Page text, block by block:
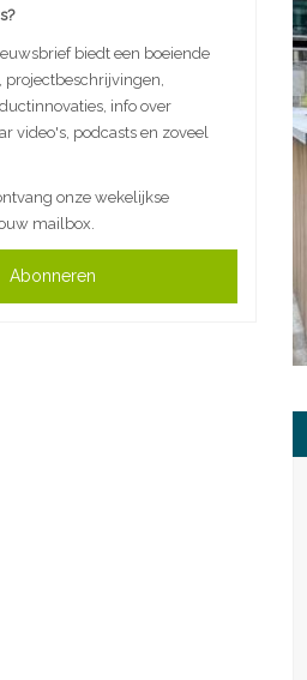
biedt een boeiende
projectbeschrijvingen,
info over
video's, podcasts en zoveel
onze wekelijkse
mailbox.
Abonneren